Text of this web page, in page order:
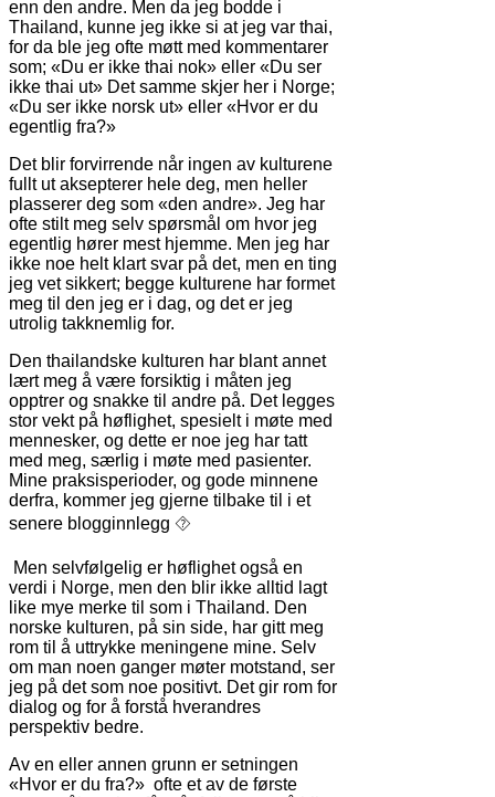
enn den andre. Men da jeg bodde i
Thailand, kunne jeg ikke si at jeg var thai,
for da ble jeg ofte møtt med kommentarer
som; «Du er ikke thai nok» eller «Du ser
ikke thai ut» Det samme skjer her i Norge;
«Du ser ikke norsk ut» eller «Hvor er du
egentlig fra?»
Det blir forvirrende når ingen av kulturene
fullt ut aksepterer hele deg, men heller
plasserer deg som «den andre». Jeg har
ofte stilt meg selv spørsmål om hvor jeg
egentlig hører mest hjemme. Men jeg har
ikke noe helt klart svar på det, men en ting
jeg vet sikkert; begge kulturene har formet
meg til den jeg er i dag, og det er jeg
utrolig takknemlig for.
Den thailandske kulturen har blant annet
lært meg å være forsiktig i måten jeg
opptrer og snakke til andre på. Det legges
stor vekt på høflighet, spesielt i møte med
mennesker, og dette er noe jeg har tatt
med meg, særlig i møte med pasienter.
Mine praksisperioder, og gode minnene
derfra, kommer jeg gjerne tilbake til i et
senere blogginnlegg ⯑
Men selvfølgelig er høflighet også en
verdi i Norge, men den blir ikke alltid lagt
like mye merke til som i Thailand. Den
norske kulturen, på sin side, har gitt meg
rom til å uttrykke meningene mine. Selv
om man noen ganger møter motstand, ser
jeg på det som noe positivt. Det gir rom for
dialog og for å forstå hverandres
perspektiv bedre.
Av en eller annen grunn er setningen
«Hvor er du fra?» ofte et av de første